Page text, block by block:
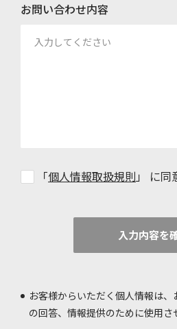
お問い合わせ内容
「個人情報取扱規則 」 に同
入力内容を
お客様からいただく個人情報は
の回答、情報提供のために使用さ